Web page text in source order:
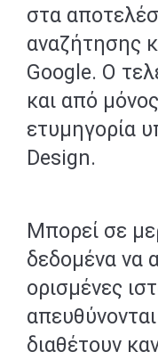
στα
αναζήτησης
Google. Ο
και από
ετυμηγορία
Design.
Μπορεί σε
δεδομένα να
ορισμένες
διαθέτουν